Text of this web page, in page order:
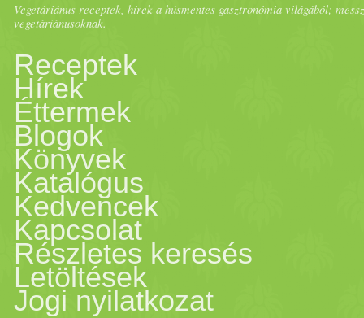
Vegetáriánus receptek, hírek a húsmentes gasztronómia világából;
vegetáriánusoknak.
Receptek
Hírek
Éttermek
Blogok
Könyvek
Katalógus
Kedvencek
Kapcsolat
Részletes keresés
Letöltések
Jogi nyilatkozat